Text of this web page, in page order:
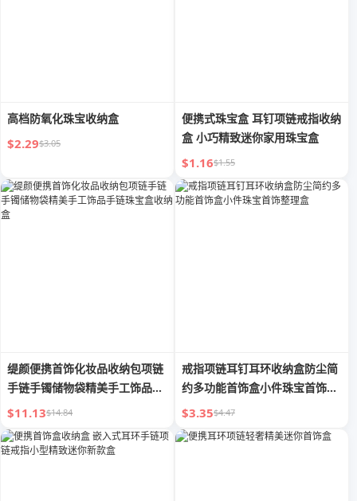
高档防氧化珠宝收纳盒
$2.29$3.05
便携式珠宝盒 耳钉项链戒指收纳
盒 小巧精致迷你家用珠宝盒
$1.16$1.55
缇颜便携首饰化妆品收纳包项链
手链手镯储物袋精美手工饰品手
链珠宝盒收纳盒
$11.13$14.84
戒指项链耳钉耳环收纳盒防尘简
约多功能首饰盒小件珠宝首饰整
理盒
$3.35$4.47